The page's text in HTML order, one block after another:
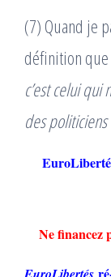
(7) Quand je
définition que
c’est celui
des
Ne financez